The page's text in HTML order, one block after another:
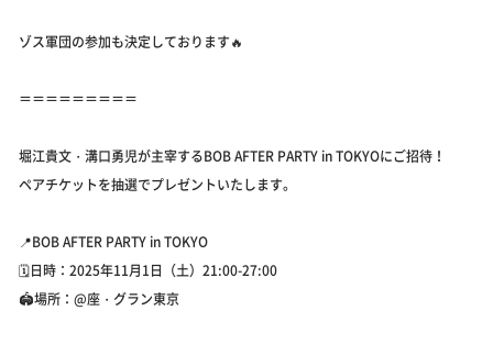
ゾス軍団の参加も決定しております🔥
＝＝＝＝＝＝＝＝＝
堀江貴文・溝口勇児が主宰するBOB AFTER PARTY in TOKYOにご招待！
ペアチケットを抽選でプレゼントいたします。
📍BOB AFTER PARTY in TOKYO
🗓️日時：2025年11月1日（土）21:00-27:00
🏟️場所：@座・グラン東京